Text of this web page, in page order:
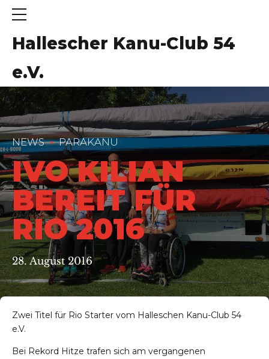
Hallescher Kanu-Club 54
e.V.
NEWS PARAKANU
IVO KILIAN
BEREIT FÜR
RIO 2016
28. August 2016
Zwei Titel für Rio Starter vom Halleschen Kanu-Club 54
e.V.
Bei Rekord Hitze trafen sich am vergangenen